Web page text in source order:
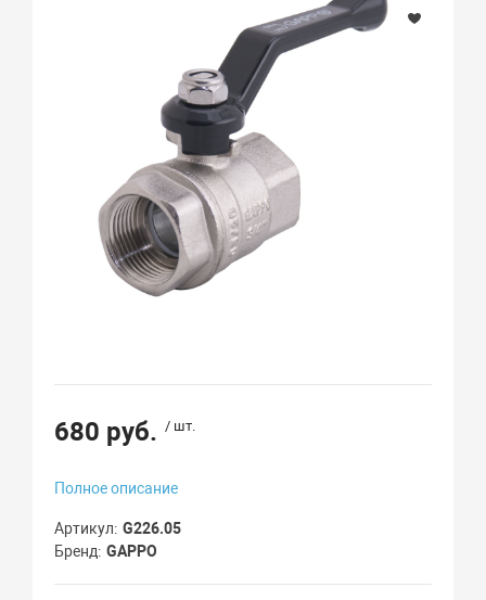
680 руб. / шт.
Полное описание
Артикул G226.05
Бренд GAPPO